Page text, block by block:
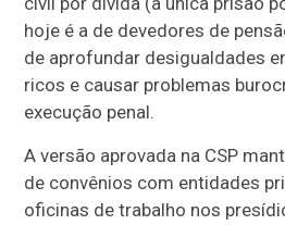
hoje é a de devedores de
de aprofundar desigualdades
ricos e causar problemas
execução penal.
A versão aprovada na CSP
de convênios com entidades
oficinas de trabalho nos